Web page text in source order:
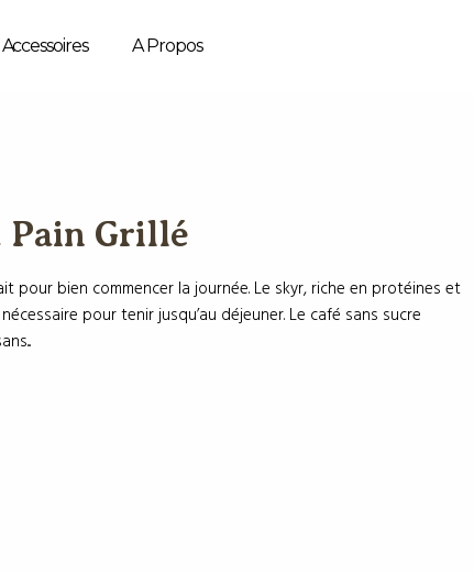
Accessoires A Propos
Pain Grillé
bien commencer la journée. Le skyr, riche en protéines et
pour tenir jusqu’au déjeuner. Le café sans sucre